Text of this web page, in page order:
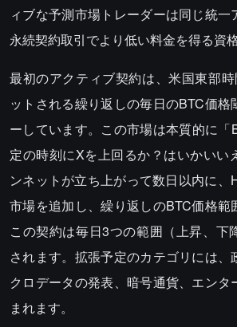
ィブな予測市場トレーダーは同じ統一
永続契約取引でより低い料金を得る資
最初のアクティブ契約は、米国東部
ットされる繰り返しの毎日のBTC価
ーしています。この市場は本質的に「
定の時刻にXを上回るか？はいかいい
ンネットが立ち上がって数日以内に
市場を追加し、繰り返しのBTC価格範
この契約は毎日3つの範囲（上昇、下
されます。拡張予定のカテゴリには、
クロデータの発表、暗号通貨、エンタ
まれます。